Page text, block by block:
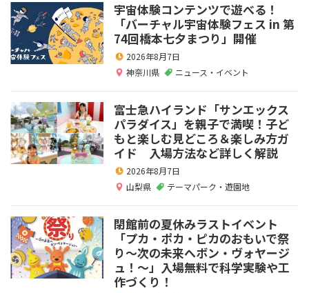
宇宙体験コンテンツで遊べる！
「バーチャル宇宙体験フェス in 第
74回橋本七夕まつり」開催
2026年8月7日
神奈川県
ニュース・イベント
富士急ハイランド「サンエックス
パラダイス」を親子で満喫！子ど
もと楽しむ見どころ＆楽しみ方ガ
イド 入場方法など詳しく解説
2026年8月7日
山梨県
テーマパーク・遊園地
閉館前の夏休みラストイベント
「プカ・ポカ・ピカのおもいで祭
り～次の未来へボン・ヴォヤージ
ュ！～」入場無料で科学実験や工
作づくり！